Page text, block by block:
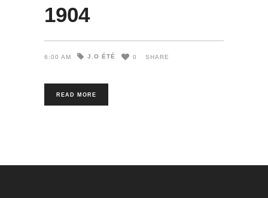
1904
6:00 AM J.O ÉTÉ 0 SHARE
READ MORE